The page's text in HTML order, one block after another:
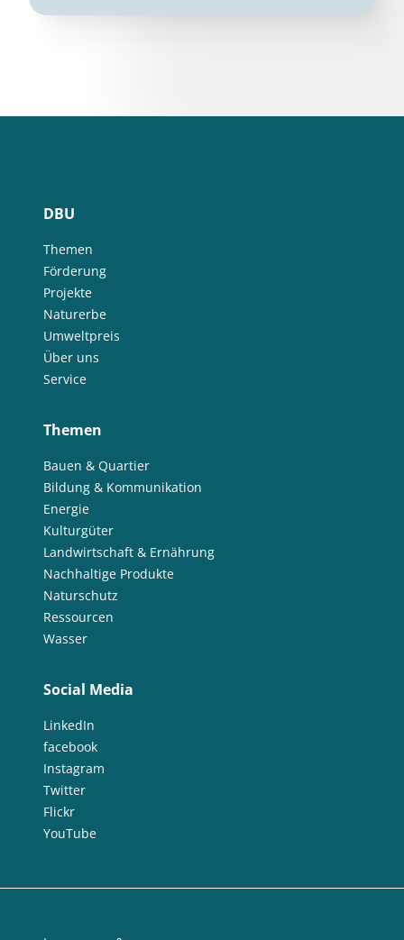
DBU
Themen
Förderung
Projekte
Naturerbe
Umweltpreis
Über uns
Service
Themen
Bauen & Quartier
Bildung & Kommunikation
Energie
Kulturgüter
Landwirtschaft & Ernährung
Nachhaltige Produkte
Naturschutz
Ressourcen
Wasser
Social Media
LinkedIn
facebook
Instagram
Twitter
Flickr
YouTube